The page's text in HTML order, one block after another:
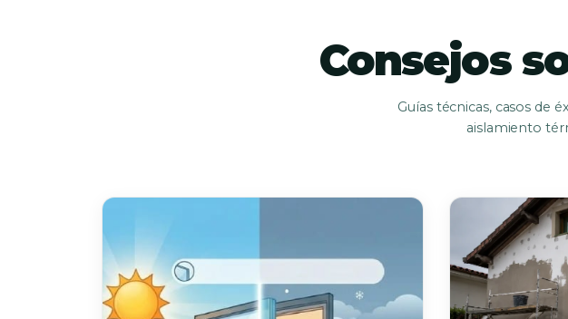
Consejos
Guías técnicas, casos de
aislamiento